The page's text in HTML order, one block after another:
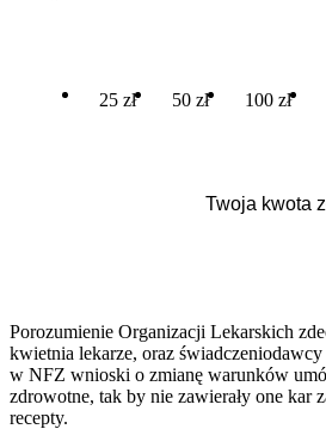
25 zł 50 zł 100 zł
Porozumienie Organizacji Lekarskich
kwietnia lekarze, oraz świadczeniodawcy
w NFZ wnioski o zmianę warunków
zdrowotne, tak by nie zawierały one kar
recepty.